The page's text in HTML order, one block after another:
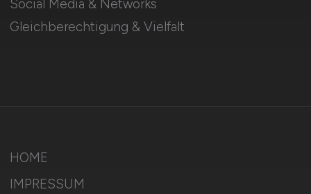
Social Media & Networks
Gleichberechtigung & Vielfalt
HOME
IMPRESSUM